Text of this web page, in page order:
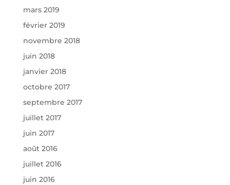
mars 2019
février 2019
novembre 2018
juin 2018
janvier 2018
octobre 2017
septembre 2017
juillet 2017
juin 2017
août 2016
juillet 2016
juin 2016